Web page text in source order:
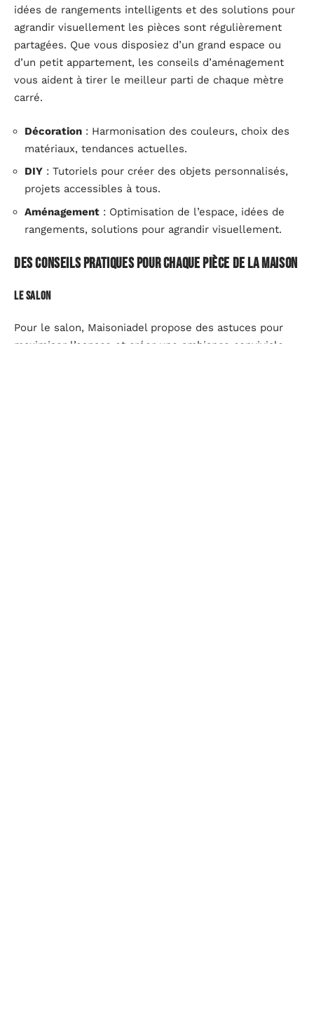
idées de rangements intelligents et des solutions pour
agrandir visuellement les pièces sont régulièrement
partagées. Que vous disposiez d’un grand espace ou
d’un petit appartement, les conseils d’aménagement
vous aident à tirer le meilleur parti de chaque mètre
carré.
Décoration : Harmonisation des couleurs, choix des
matériaux, tendances actuelles.
DIY : Tutoriels pour créer des objets personnalisés,
projets accessibles à tous.
Aménagement : Optimisation de l’espace, idées de
rangements, solutions pour agrandir visuellement.
Des conseils pratiques pour chaque pièce de la maison
Le salon
Pour le salon, Maisoniadel propose des astuces pour
maximiser l’espace et créer une ambiance conviviale.